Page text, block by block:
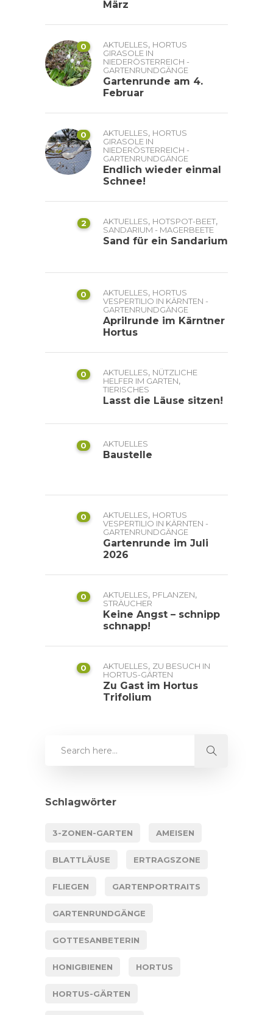
März
0 AKTUELLES, HORTUS
GIRASOLE IN
NIEDERÖSTERREICH -
GARTENRUNDGÄNGE
Gartenrunde am 4.
Februar
0 AKTUELLES, HORTUS
GIRASOLE IN
NIEDERÖSTERREICH -
GARTENRUNDGÄNGE
Endlich wieder einmal
Schnee!
2 AKTUELLES, HOTSPOT-BEET,
SANDARIUM - MAGERBEETE
Sand für ein Sandarium
0 AKTUELLES, HORTUS
VESPERTILIO IN KÄRNTEN -
GARTENRUNDGÄNGE
Aprilrunde im Kärntner
Hortus
0 AKTUELLES, NÜTZLICHE
HELFER IM GARTEN,
TIERISCHES
Lasst die Läuse sitzen!
0 AKTUELLES
Baustelle
0 AKTUELLES, HORTUS
VESPERTILIO IN KÄRNTEN -
GARTENRUNDGÄNGE
Gartenrunde im Juli
2026
0 AKTUELLES, PFLANZEN,
STRÄUCHER
Keine Angst – schnipp
schnapp!
0 AKTUELLES, ZU BESUCH IN
HORTUS-GÄRTEN
Zu Gast im Hortus
Trifolium
Schlagwörter
3-ZONEN-GARTEN AMEISEN
BLATTLÄUSE ERTRAGSZONE
FLIEGEN GARTENPORTRAITS
GARTENRUNDGÄNGE
GOTTESANBETERIN
HONIGBIENEN HORTUS
HORTUS-GÄRTEN